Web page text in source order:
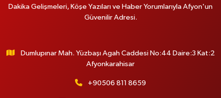
Dakika Gelişmeleri, Köşe Yazıları ve Haber Yorumlarıyla Afyon'un
Güvenilir Adresi.
Dumlupınar Mah. Yüzbaşı Agah Caddesi No:44 Daire:3 Kat:2
Afyonkarahisar
+90506 811 8659